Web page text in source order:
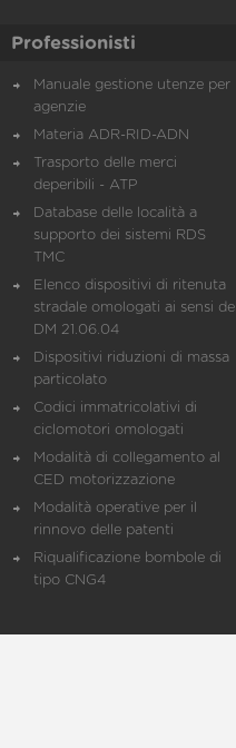
Professionisti
Manuale gestione utenze per
agenzie
Materia ADR-RID-ADN
Trasporto delle merci
deperibili - ATP
Database delle località a
supporto dei sistemi RDS
TMC
Elenco dispositivi di ritenuta
stradale omologati ai sensi del
DM 21.06.04
Dispositivi riduzioni di massa
particolato
Codici immatricolativi di
ciclomotori omologati
Modalità di collegamento al
CED motorizzazione
Modalità operative per il
rinnovo delle patenti
Riqualificazione bombole di
tipo CNG4